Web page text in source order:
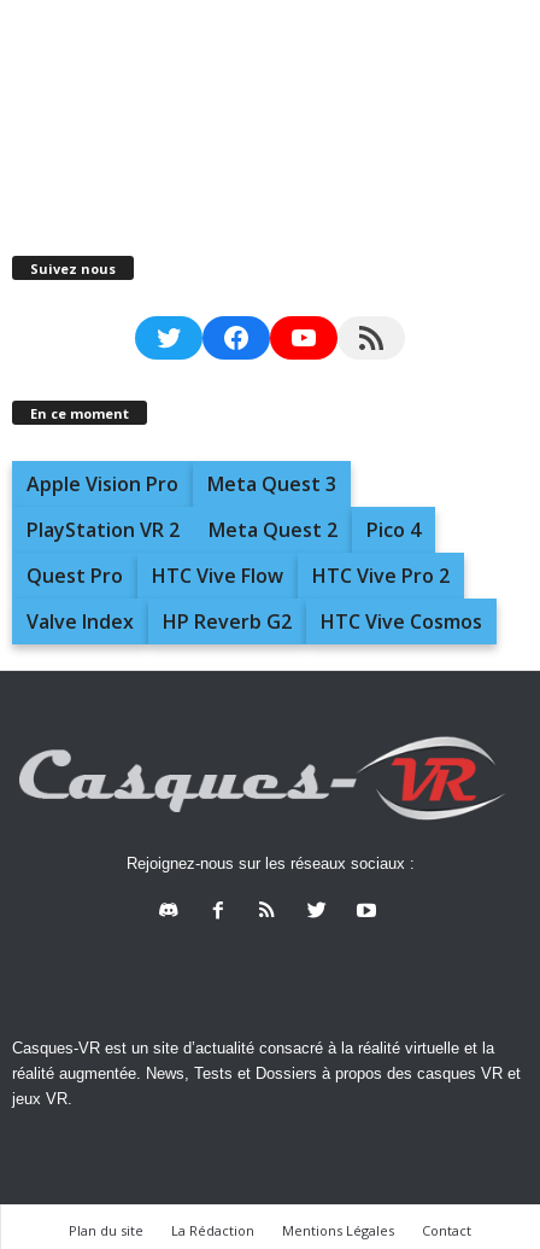
Suivez nous
TwitterFacebookYouTubeRSS Feed
En ce moment
Apple Vision Pro
Meta Quest 3
PlayStation VR 2
Meta Quest 2
Pico 4
Quest Pro
HTC Vive Flow
HTC Vive Pro 2
Valve Index
HP Reverb G2 HTC Vive Cosmos
Rejoignez-nous sur les réseaux sociaux :
Casques-VR est un site d’actualité consacré à la réalité virtuelle et la
réalité augmentée. News, Tests et Dossiers à propos des casques VR et
jeux VR.
Plan du site La Rédaction Mentions Légales Contact